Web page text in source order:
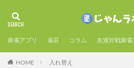
麻雀アプリ 雀荘 コラム 友達対戦麻雀
HOME 入れ替え